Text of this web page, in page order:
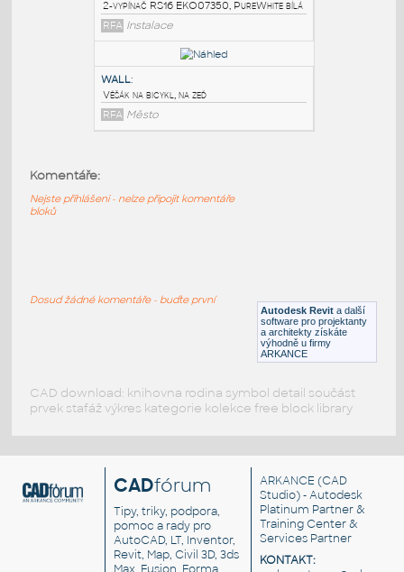
CAMERA WALL:
Kamera, na zdi
DWG Sdělovací
2-vypínač RS16 EKO07350, PureWhite bílá
Věšák na bicykl, na zeď
Autodesk Revit a další
software pro projektanty
a architekty získáte
výhodně u firmy
ARKANCE
Komentáře:
Nejste přihlášeni - nelze připojit komentáře
bloků
Dosud žádné komentáře - buďte první
CAD download: knihovna rodina symbol detail součást
prvek stafáž výkres kategorie kolekce free block library
CADfórum
Tipy, triky, podpora,
pomoc a rady pro
AutoCAD, LT, Inventor,
Revit, Map, Civil 3D, 3ds
ARKANCE (CAD
Studio) - Autodesk
Platinum Partner &
Training Center &
Services Partner
KONTAKT: